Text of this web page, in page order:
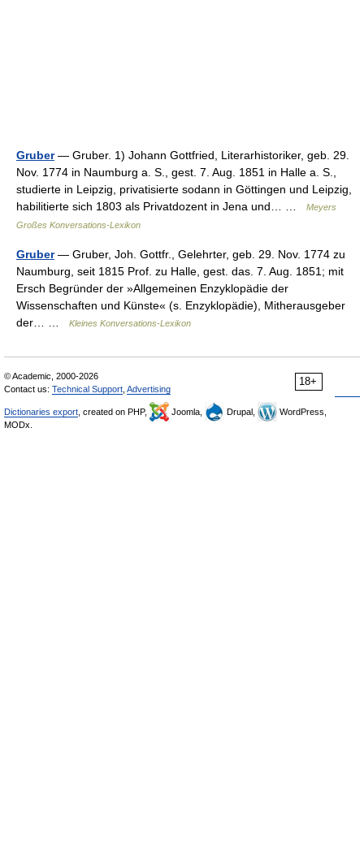
Gruber— Gruber. 1) Johann Gottfried, Literarhistoriker, geb. 29.
Nov. 1774 in Naumburg a. S., gest. 7. Aug. 1851 in Halle a. S.,
studierte in Leipzig, privatisierte sodann in Göttingen und Leipzig,
habilitierte sich 1803 als Privatdozent in Jena und… …
Meyers
Großes Konversations-Lexikon
Gruber— Gruber, Joh. Gottfr., Gelehrter, geb. 29. Nov. 1774 zu
Naumburg, seit 1815 Prof. zu Halle, gest. das. 7. Aug. 1851; mit
Ersch Begründer der »Allgemeinen Enzyklopädie der
Wissenschaften und Künste« (s. Enzyklopädie), Mitherausgeber
der… …
Kleines Konversations-Lexikon
18+
© Academic, 2000-2026
Contact us: Technical Support Advertising
Dictionaries export , created on PHP, Joomla, Drupal,
WordPress,
MODx.